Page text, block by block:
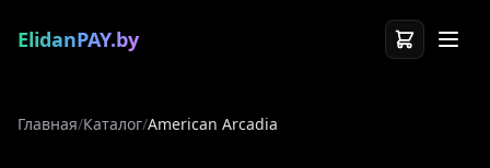
ElidanPAY.by
Главная/Каталог/American Arcadia